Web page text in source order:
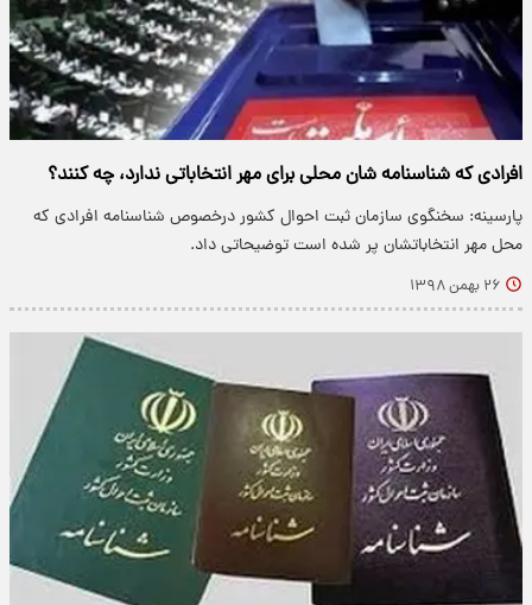
افرادی که شناسنامه شان محلی برای مهر انتخاباتی ندارد، چه کنند؟
پارسینه: سخنگوی سازمان ثبت احوال کشور درخصوص شناسنامه افرادی که
محل مهر انتخاباتشان پر شده است توضیحاتی داد.
۲۶ بهمن ۱۳۹۸